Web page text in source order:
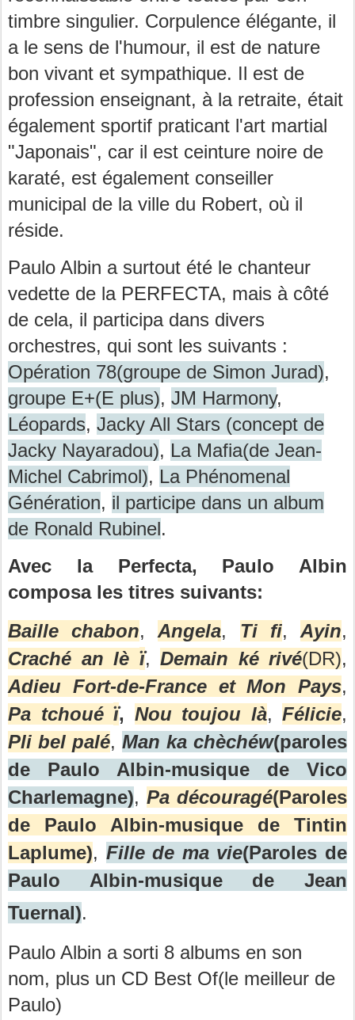
timbre singulier. Corpulence élégante, il
a le sens de l'humour, il est de nature
bon vivant et sympathique. Il est de
profession enseignant, à la retraite, était
également sportif praticant l'art martial
"Japonais", car il est ceinture noire de
karaté, est également conseiller
municipal de la ville du Robert, où il
réside.
Paulo Albin a surtout été le chanteur
vedette de la PERFECTA, mais à côté
de cela, il participa dans divers
orchestres, qui sont les suivants :
Opération 78(groupe de Simon Jurad),
groupe E+(E plus), JM Harmony,
Léopards, Jacky All Stars (concept de
Jacky Nayaradou), La Mafia(de Jean-
Michel Cabrimol), La Phénomenal
Génération, il participe dans un album
de Ronald Rubinel.
Avec la Perfecta, Paulo Albin
composa les titres suivants:
Baille chabon, Angela, Ti fi,Ayin,
Craché an lè ï, Demain ké rivé(DR),
Adieu Fort-de-France et Mon Pays,
Pa tchoué ï, Nou toujou là, Félicie,
Pli bel palé, Man ka chèchéw(paroles
de Paulo Albin-musique de Vico
Charlemagne), Pa découragé(Paroles
de Paulo Albin-musique de Tintin
Laplume), Fille de ma vie(Paroles de
Paulo Albin-musique de Jean
Tuernal).
Paulo Albin a sorti 8 albums en son
nom, plus un CD Best Of(le meilleur de
Paulo)